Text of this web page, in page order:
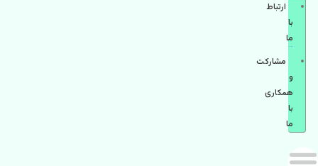
ارتباط
با
ما
مشاركت
و
همكاری
با
ما